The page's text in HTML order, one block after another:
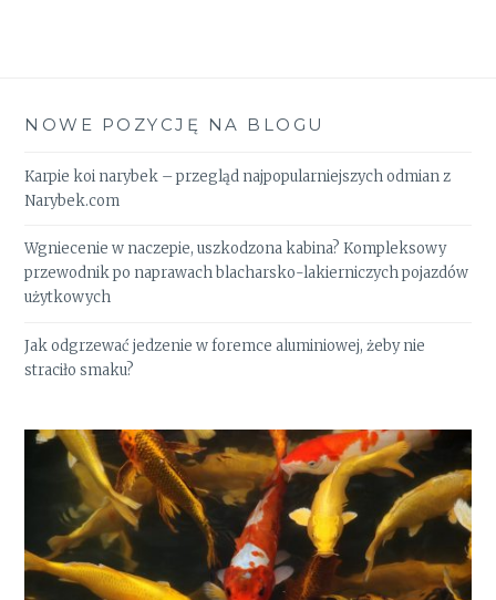
NOWE POZYCJĘ NA BLOGU
Karpie koi narybek – przegląd najpopularniejszych odmian z
Narybek.com
Wgniecenie w naczepie, uszkodzona kabina? Kompleksowy
przewodnik po naprawach blacharsko-lakierniczych pojazdów
użytkowych
Jak odgrzewać jedzenie w foremce aluminiowej, żeby nie
straciło smaku?